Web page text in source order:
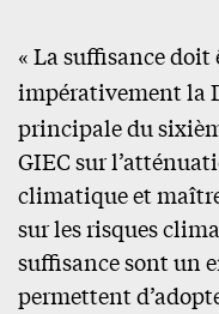
« La suffisance
impérativement la
principale du
GIEC sur
climatique et
sur les risques
suffisance sont un
permettent